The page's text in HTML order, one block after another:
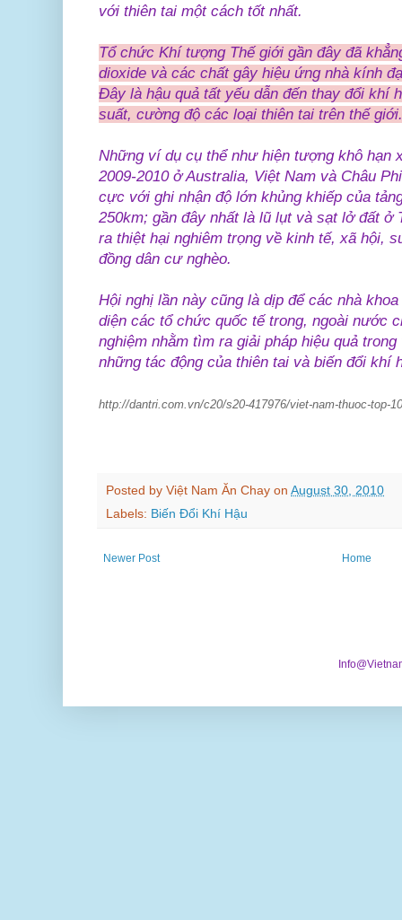
với thiên tai một cách tốt nhất.
Tổ chức Khí tượng Thế giới gần đây đã
dioxide và các chất gây hiệu ứng nhà kính
Đây là hậu quả tất yếu dẫn đến thay đổi khí
suất, cường độ các loại thiên tai trên thế giới.
Những ví dụ cụ thể như hiện tượng khô hạn
2009-2010 ở Australia, Việt Nam và Châu
cực với ghi nhận độ lớn khủng khiếp của
250km; gần đây nhất là lũ lụt và sạt lở đất ở
ra thiệt hại nghiêm trọng về kinh tế, xã hội,
đồng dân cư nghèo.
Hội nghị lần này cũng là dịp để các nhà
diện các tổ chức quốc tế trong, ngoài nước
nghiệm nhằm tìm ra giải pháp hiệu quả
những tác động của thiên tai và biến đổi khí
http://dantri.com.vn/c20/s20-417976/viet-nam-thuoc-top-
Posted by Việt Nam Ăn Chay on August 30, 2010
Labels: Biến Đổi Khí Hậu
Newer Post Home